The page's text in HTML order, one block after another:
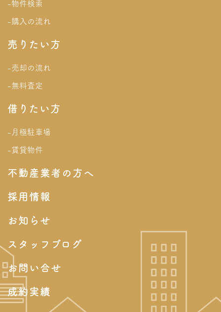
-物件検索
-購入の流れ
売りたい方
-売却の流れ
-無料査定
借りたい方
-月極駐車場
-賃貸物件
不動産業者の方へ
採用情報
お知らせ
スタッフブログ
お問い合せ
成約実績